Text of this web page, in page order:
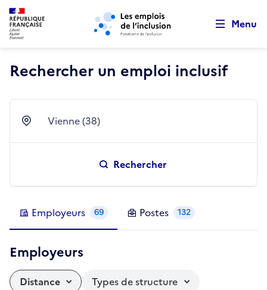
Aller au menu principal Aller au contenu principal
Menu
Rechercher un emploi inclusif
Ville Vienne (38)
Rechercher
Employeurs 69 Postes 132
Employeurs
Distance
Types de structure
Retour au début de la page
Panneau de gestion des cookies